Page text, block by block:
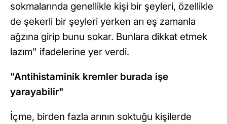
sokmalarında genellikle kişi bir şeyleri, özellikle
de şekerli bir şeyleri yerken arı eş zamanla
ağzına girip bunu sokar. Bunlara dikkat etmek
lazım" ifadelerine yer verdi.
"Antihistaminik kremler burada işe
yarayabilir"
İçme, birden fazla arının soktuğu kişilerde